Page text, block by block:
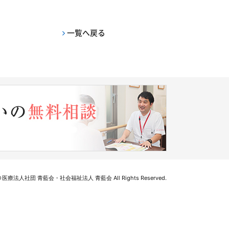
一覧へ戻る
医療法人社団 青藍会・社会福祉法人 青藍会 All Rights Reserved.